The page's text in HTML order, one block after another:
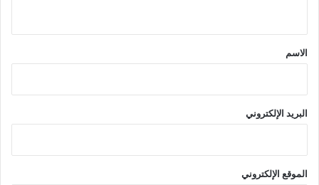
*
الاسم
البريد الإلكتروني
الموقع الإلكتروني